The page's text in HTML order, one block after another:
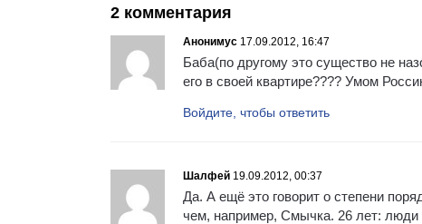
2 комментария
Анонимус 17.09.2012, 16:47
Баба(по другому это существо не
его в своей квартире???? Умом
Войдите, чтобы ответить
Шалфей 19.09.2012, 00:37
Да. А ещё это говорит о степени
чем, например, Смычка. 26 лет: